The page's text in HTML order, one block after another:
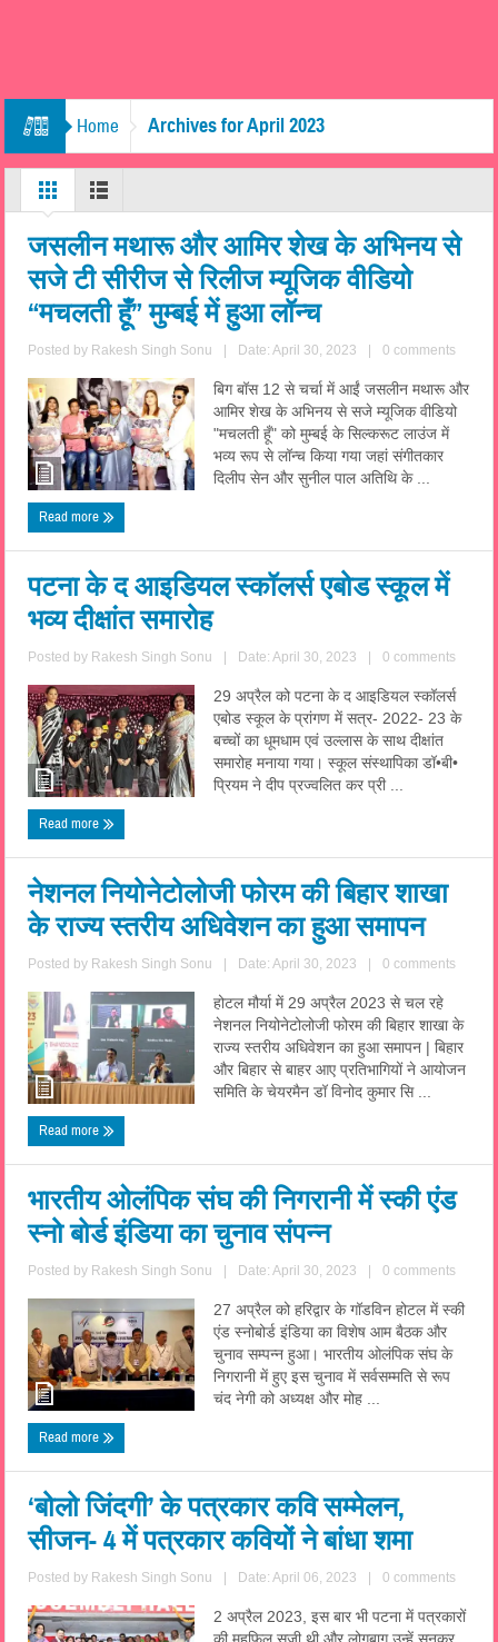
Home Archives for April 2023
जसलीन मथारू और आमिर शेख के अभिनय से
सजे टी सीरीज से रिलीज म्यूजिक वीडियो
“मचलती हूँ” मुम्बई में हुआ लॉन्च
Posted by Rakesh Singh Sonu Date: April 30, 2023 0 comments
बिग बॉस 12 से चर्चा में आईं जसलीन मथारू और
आमिर शेख के अभिनय से सजे म्यूजिक वीडियो
"मचलती हूँ" को मुम्बई के सिल्करूट लाउंज में
भव्य रूप से लॉन्च किया गया जहां संगीतकार
दिलीप सेन और सुनील पाल अतिथि के ...
Read more
पटना के द आइडियल स्कॉलर्स एबोड स्कूल में
भव्य दीक्षांत समारोह
Posted by Rakesh Singh Sonu Date: April 30, 2023 0 comments
29 अप्रैल को पटना के द आइडियल स्कॉलर्स
एबोड स्कूल के प्रांगण में सत्र- 2022- 23 के
बच्चों का धूमधाम एवं उल्लास के साथ दीक्षांत
समारोह मनाया गया। स्कूल संस्थापिका डॉ•बी•
प्रियम ने दीप प्रज्वलित कर प्री ...
Read more
नेशनल नियोनेटोलोजी फोरम की बिहार शाखा
के राज्य स्तरीय अधिवेशन का हुआ समापन
Posted by Rakesh Singh Sonu Date: April 30, 2023 0 comments
होटल मौर्या में 29 अप्रैल 2023 से चल रहे
नेशनल नियोनेटोलोजी फोरम की बिहार शाखा के
राज्य स्तरीय अधिवेशन का हुआ समापन | बिहार
और बिहार से बाहर आए प्रतिभागियों ने आयोजन
समिति के चेयरमैन डॉ विनोद कुमार सि ...
Read more
भारतीय ओलंपिक संघ की निगरानी में स्की एंड
स्नो बोर्ड इंडिया का चुनाव संपन्न
Posted by Rakesh Singh Sonu Date: April 30, 2023 0 comments
27 अप्रैल को हरिद्वार के गॉडविन होटल में स्की
एंड स्नोबोर्ड इंडिया का विशेष आम बैठक और
चुनाव सम्पन्न हुआ। भारतीय ओलंपिक संघ के
निगरानी में हुए इस चुनाव में सर्वसम्मति से रूप
चंद नेगी को अध्यक्ष और मोह ...
Read more
‘बोलो जिंदगी’ के पत्रकार कवि सम्मेलन,
सीजन- 4 में पत्रकार कवियों ने बांधा शमा
Posted by Rakesh Singh Sonu Date: April 06, 2023 0 comments
2 अप्रैल 2023, इस बार भी पटना में पत्रकारों